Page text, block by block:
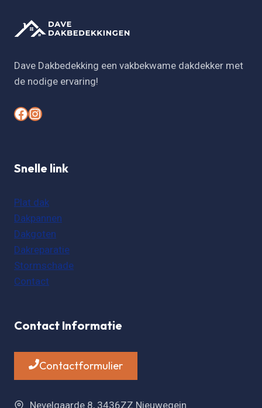
Dave Dakbedekking een vakbekwame dakdekker met
de nodige ervaring!
# #
Snelle link
Plat dak
Dakpannen
Dakgoten
Dakreparatie
Stormschade
Contact
Contact Informatie
Contactformulier
Nevelgaarde 8, 3436ZZ Nieuwegein